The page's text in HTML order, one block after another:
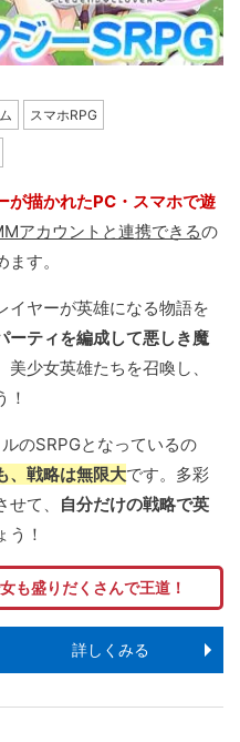
スマホRPG
が描かれたPC・スマホで遊
アカウントと連携できるの
す。
イヤーが英雄になる物語を
ーティを編成して悪しき魔
美少女英雄たちを召喚し、
！
のSRPGとなっているの
、戦略は無限大です。多彩
て、
自分だけの戦略で英
う！
も盛りだくさんで王道！
詳しくみる